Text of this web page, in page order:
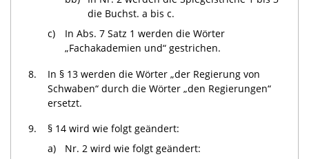
die Buchst. a bis c.
c)
In Abs. 7 Satz 1 werden die Wörter
„Fachakademien und“ gestrichen.
8.
In § 13 werden die Wörter „der Regierung von
Schwaben“ durch die Wörter „den Regierungen“
ersetzt.
9.
§ 14 wird wie folgt geändert:
a)
Nr. 2 wird wie folgt geändert: